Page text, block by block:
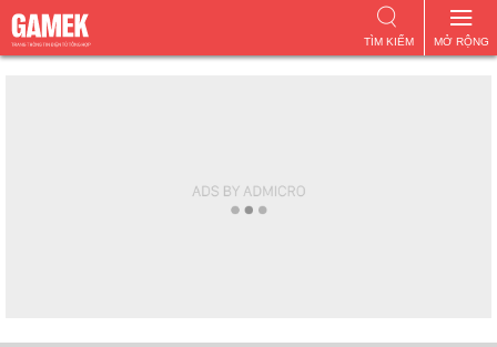
MỞ RỘNG
TÌM KIẾM